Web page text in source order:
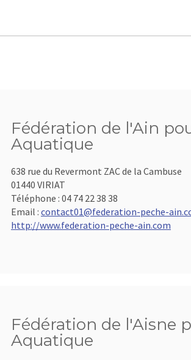
Fédération de l'Ain
Aquatique
638 rue du Revermont ZAC de la Cambuse
01440 VIRIAT
Téléphone : 04 74 22 38 38
Email : contact01@federation-peche-
http://www.federation-peche-ain.com
Fédération de l'Aisne
Aquatique